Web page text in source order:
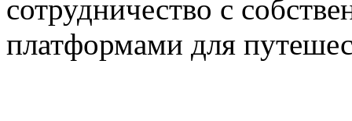
сотрудничество с
платформами для